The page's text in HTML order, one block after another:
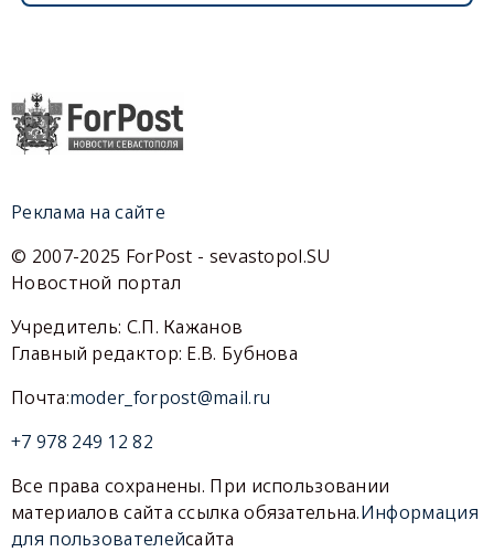
Реклама на сайте
© 2007-2025 ForPost - sevastopol.SU
Новостной портал
Учредитель: С.П. Кажанов
Главный редактор: Е.В. Бубнова
Почта:moder_forpost@mail.ru
+7 978 249 12 82
Все права сохранены. При использовании
материалов сайта ссылка обязательна.Информация
для пользователейсайта